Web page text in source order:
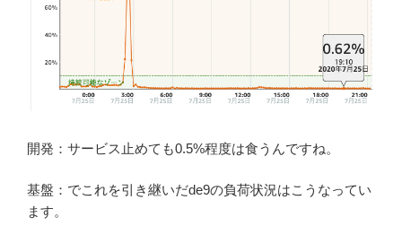
開発：サービス止めても0.5%程度は食うんですね。
基盤：でこれを引き継いだde9の負荷状況はこうなってい
ます。